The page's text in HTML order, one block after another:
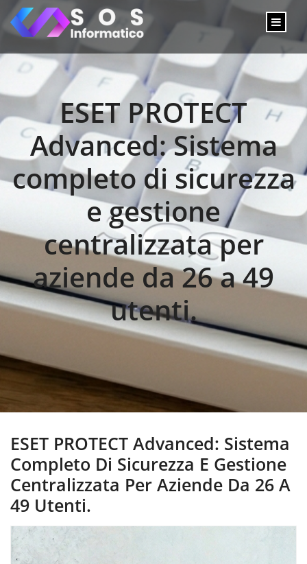
ESET PROTECT
Advanced: Sistema
completo di sicurezza
e gestione
centralizzata per
aziende da 26 a 49
utenti.
ESET PROTECT Advanced: Sistema
Completo Di Sicurezza E Gestione
Centralizzata Per Aziende Da 26 A
49 Utenti.